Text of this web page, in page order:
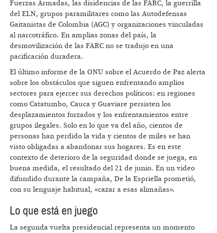
Fuerzas Armadas, las disidencias de las FARC, la guerrilla
del ELN, grupos paramilitares como las Autodefensas
Gaitanistas de Colombia (AGC) y organizaciones vinculadas
al narcotráfico. En amplias zonas del país, la
desmovilización de las FARC no se tradujo en una
pacificación duradera.
El último informe de la ONU sobre el Acuerdo de Paz alerta
sobre los obstáculos que siguen enfrentando amplios
sectores para ejercer sus derechos políticos: en regiones
como Catatumbo, Cauca y Guaviare persisten los
desplazamientos forzados y los enfrentamientos entre
grupos ilegales. Solo en lo que va del año, cientos de
personas han perdido la vida y cientos de miles se han
visto obligadas a abandonar sus hogares. Es en este
contexto de deterioro de la seguridad donde se juega, en
buena medida, el resultado del 21 de junio. En un video
difundido durante la campaña, De la Espriella prometió,
con su lenguaje habitual, «cazar a esas alimañas».
Lo que está en juego
La segunda vuelta presidencial representa un momento